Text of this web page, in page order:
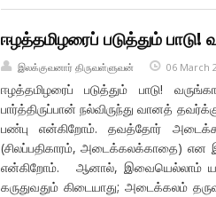
ஈழத்தமிழரைப் படுத்தும்
இலக்குவனார் திருவள்ளுவன் 06 March
ஈழத்தமிழரைப் படுத்தும் பாடு!
பார்த்திருப்பான் நல்விருந்து வானத்
பண்பு என்கிறோம். தவத்தோர்
(சிலப்பதிகாரம், அடைக்கலக்காதை)
என்கிறோம். ஆனால், இவையெல்லாம்
கருதுவதும் கிடையாது; அடைக்கலம்